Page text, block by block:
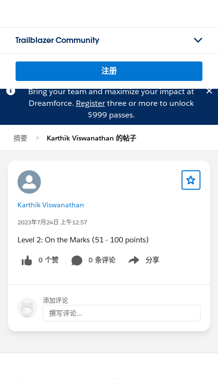
Trailblazer Community
注册
Bring your team and maximize your impact at
Dreamforce. Registerthree or more to unlock
$999 passes.
摘要 Karthik Viswanathan 的帖子
Karthik Viswanathan
2023年7月24日 上午12:57
Level 2: On the Marks (51 - 100 points)
0 个赞 0 条评论 分享
Show menu
添加评论
撰写评论...